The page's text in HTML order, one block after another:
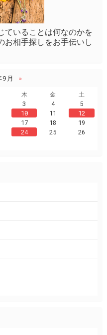
ていることは何なのかを
お相手探しをお手伝いし
月
»
木 金
土
3 4
5
10 11
12
17 18
19
24 25
26